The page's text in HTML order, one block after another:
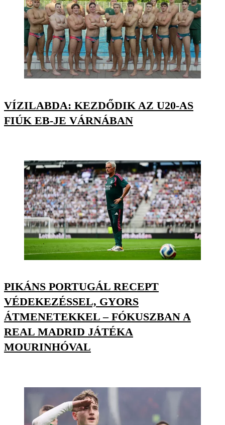
VÍZILABDA: KEZDŐDIK AZ U20-AS
FIÚK EB-JE VÁRNÁBAN
PIKÁNS PORTUGÁL RECEPT
VÉDEKEZÉSSEL, GYORS
ÁTMENETEKKEL – FÓKUSZBAN A
REAL MADRID JÁTÉKA
MOURINHÓVAL